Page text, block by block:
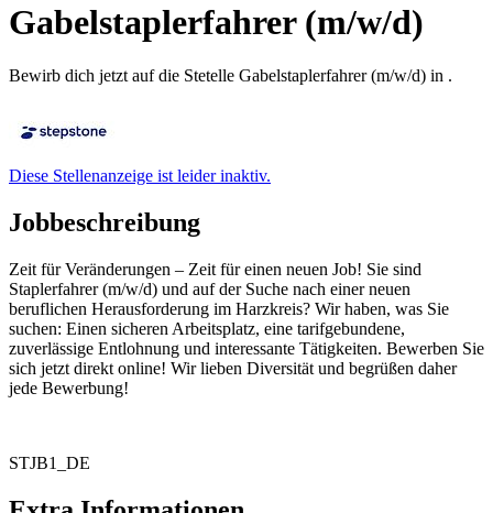
Gabelstaplerfahrer (m/w/d)
Bewirb dich jetzt auf die Stetelle Gabelstaplerfahrer (m/w/d) in .
Diese Stellenanzeige ist leider inaktiv.
Jobbeschreibung
Zeit für Veränderungen – Zeit für einen neuen Job! Sie sind
Staplerfahrer (m/w/d) und auf der Suche nach einer neuen
beruflichen Herausforderung im Harzkreis? Wir haben, was Sie
suchen: Einen sicheren Arbeitsplatz, eine tarifgebundene,
zuverlässige Entlohnung und interessante Tätigkeiten. Bewerben Sie
sich jetzt direkt online! Wir lieben Diversität und begrüßen daher
jede Bewerbung!
STJB1_DE